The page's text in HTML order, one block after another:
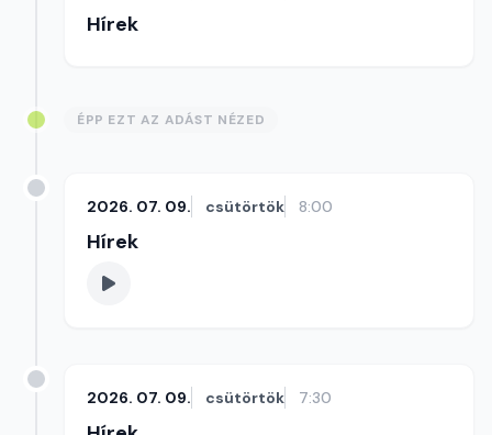
Hírek
ÉPP EZT AZ ADÁST NÉZED
2026. 07. 09. csütörtök 8:00
Hírek
2026. 07. 09. csütörtök 7:30